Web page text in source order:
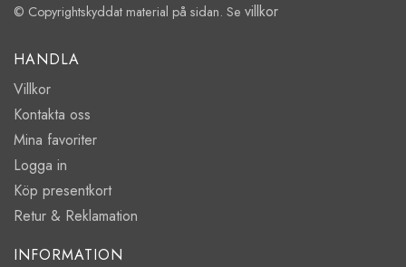
© Copyrightskyddat material på sidan. Se villkor
HANDLA
Villkor
Kontakta oss
Mina favoriter
Logga in
Köp presentkort
Retur & Reklamation
INFORMATION